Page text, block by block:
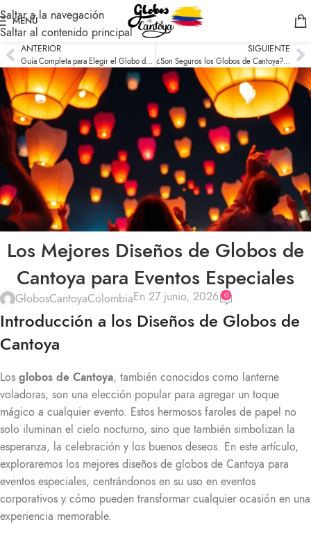
Saltar a la navegación
Saltar al contenido principal
MENÚ
ANTERIOR
Guía Completa para Elegir el Globo de Cantoya Ideal para tu Celebración
SIGUIENTE
¿Son Seguros los Globos de Cantoya? Todo lo que Debes Saber
Los Mejores Diseños de Globos de
Cantoya para Eventos Especiales
GlobosCantoyaColombiaEn 27 junio, 2026 0
Introducción a los Diseños de Globos de
Cantoya
Los globos de Cantoya, también conocidos como lanterne
voladoras, son una elección popular para agregar un toque
mágico a cualquier evento. Estos hermosos faroles de papel no
solo iluminan el cielo nocturno, sino que también simbolizan la
esperanza, la celebración y los buenos deseos. En este artículo,
exploraremos los mejores diseños de globos de Cantoya para
eventos especiales, centrándonos en su uso en eventos
corporativos y cómo pueden transformar cualquier ocasión en una
experiencia memorable.